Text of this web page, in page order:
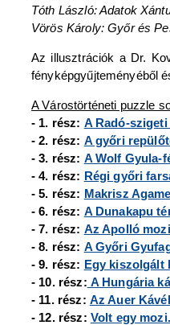
Tóth László: Adatok
Vörös Károly: Győr és
Az illusztrációk a Dr.
fényképgyűjteményéből
A Várostörténeti puzzle
- 1. rész: A Radó-
- 2. rész: A győri
- 3. rész: A Wolf Gyula-
- 4. rész: Régi győri
- 5. rész: Makrisz
- 6. rész: A Dunakapu
- 7. rész: Az Apolló mozi
- 8. rész: A Győri
- 9. rész: Egy kiszolgált
- 10. rész: A Hungária
- 11. rész: Az Auer
- 12. rész: Volt egy